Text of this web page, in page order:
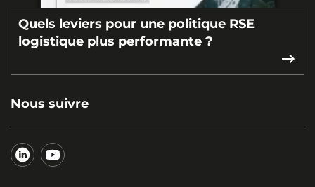
Quels leviers pour une politique RSE
logistique plus performante ?
Nous suivre